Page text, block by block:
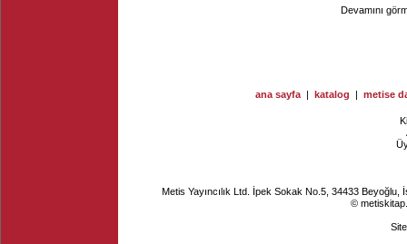
Devamını
ana sayfa | katalog | metise
Metis Yayıncılık Ltd. İpek Sokak No.5, 34433
©